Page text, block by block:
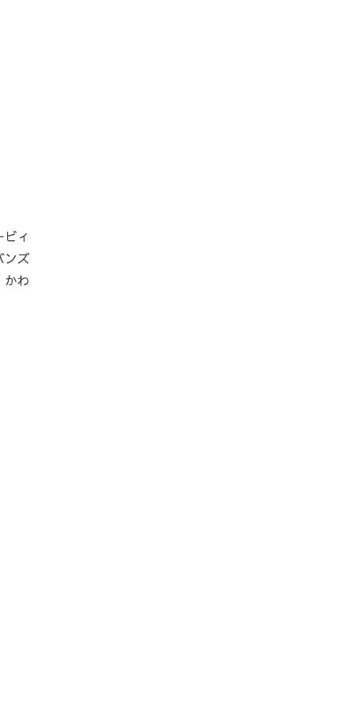
ィ
ンズ
わ